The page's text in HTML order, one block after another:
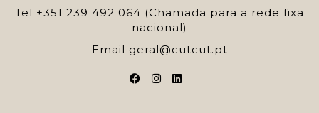
Tel +351 239 492 064 (Chamada para a rede fixa
nacional)
Email geral@cutcut.pt